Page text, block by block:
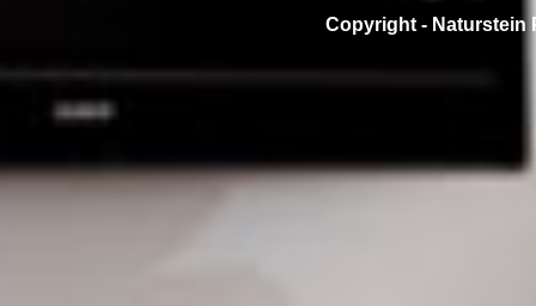
Copyright - Naturstein